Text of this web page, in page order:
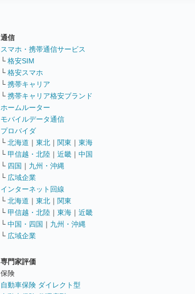
通信
スマホ・携帯通信サービス
└ 格安SIM
└ 格安スマホ
└ 携帯キャリア
└ 携帯キャリア格安ブランド
ホームルーター
モバイルデータ通信
プロバイダ
└ 北海道 ｜ 東北 ｜ 関東 ｜ 東海
└ 甲信越・北陸 ｜ 近畿 ｜ 中国
└ 四国 ｜ 九州・沖縄
└ 広域企業
インターネット回線
└ 北海道 ｜ 東北 ｜ 関東
└ 甲信越・北陸 ｜ 東海 ｜ 近畿
└ 中国・四国 ｜ 九州・沖縄
└ 広域企業
専門家評価
保険
自動車保険 ダイレクト型